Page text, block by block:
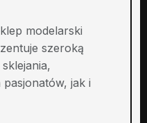
modelarski
szeroką
jak i